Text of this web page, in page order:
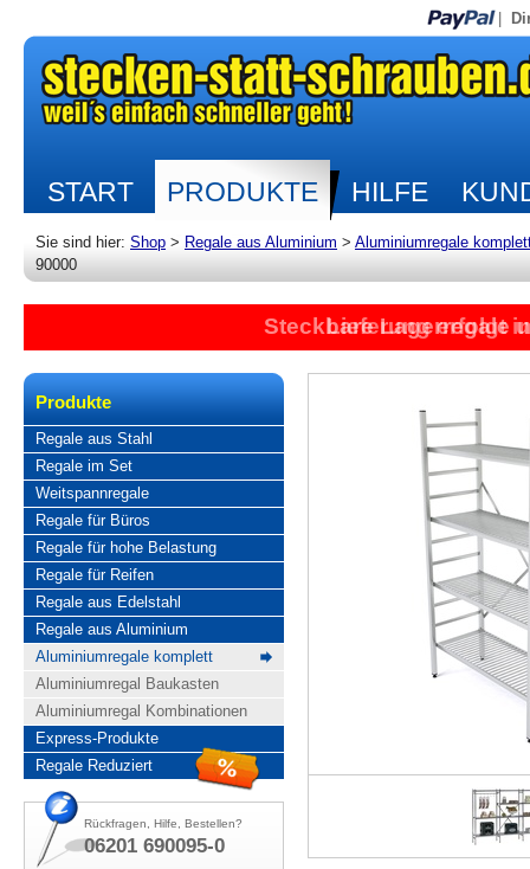
START PRODUKTE HILFE
Sie sind hier: Shop > Regale aus Aluminium > Aluminiumregale
90000
Steckbare Lagerregale
Lieferung erfolgt
Produkte
Regale aus Stahl
Regale im Set
Weitspannregale
Regale für Büros
Regale für hohe Belastung
Regale für Reifen
Regale aus Edelstahl
Regale aus Aluminium
Aluminiumregale komplett
Aluminiumregal Baukasten
Aluminiumregal Kombinationen
Express-Produkte
Regale Reduziert
Rückfragen, Hilfe, Bestellen?
06201 690095-0